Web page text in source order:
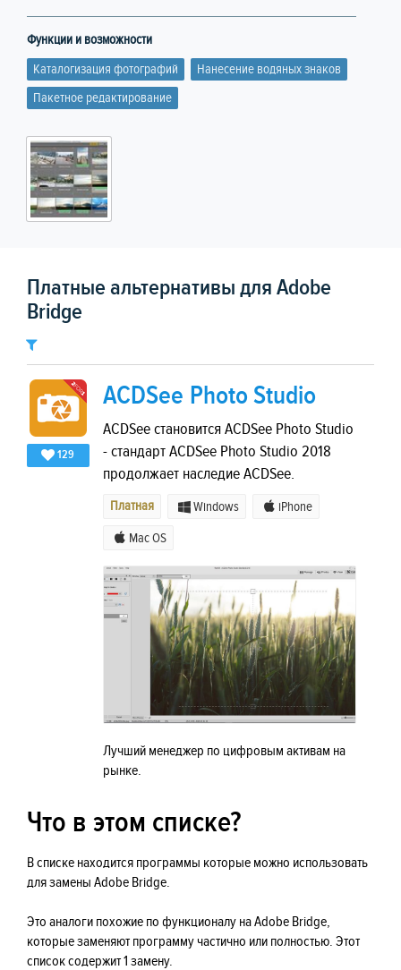
Функции и возможности
Каталогизация фотографий
Нанесение водяных знаков
Пакетное редактирование
Платные альтернативы для Adobe
Bridge
129
ACDSee Photo Studio
ACDSee становится ACDSee Photo Studio
- стандарт ACDSee Photo Studio 2018
продолжает наследие ACDSee.
Платная Windows iPhone
Mac OS
Лучший менеджер по цифровым активам на
рынке.
Что в этом списке?
В списке находится программы которые можно использовать
для замены Adobe Bridge.
Это аналоги похожие по функционалу на Adobe Bridge,
которые заменяют программу частично или полностью. Этот
список содержит 1 замену.